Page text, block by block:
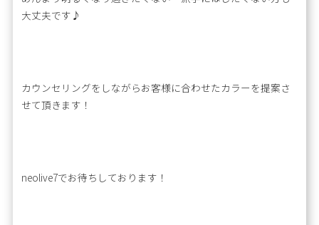
大丈夫です♪
カウンセリングをしながらお客様に合わせたカラーを提案さ
せて頂きます！
neolive7でお待ちしております！